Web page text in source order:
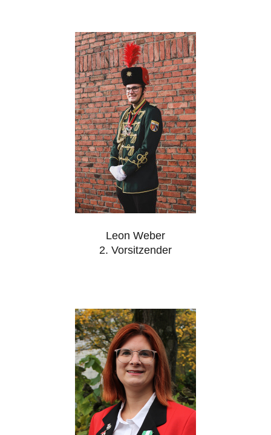
Leon Weber
2. Vorsitzender